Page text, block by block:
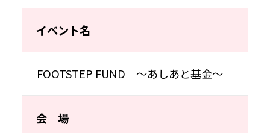
イベント名
FOOTSTEP FUND ～あしあと基金～
会 場